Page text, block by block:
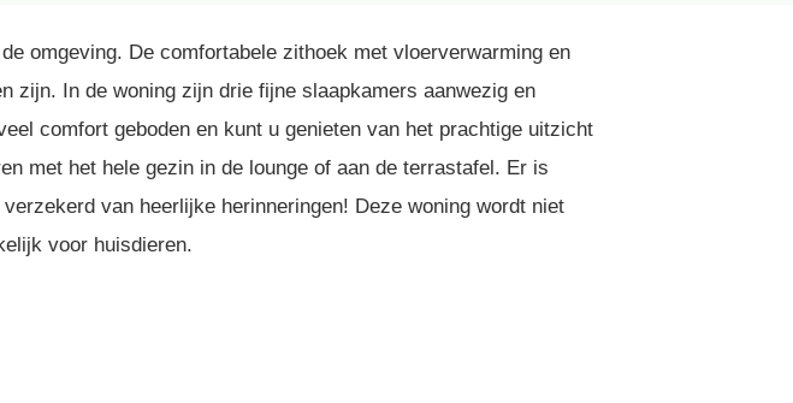
omgeving. De comfortabele zithoek met vloerverwarming en
zijn. In de woning zijn drie fijne slaapkamers aanwezig en
comfort geboden en kunt u genieten van het prachtige uitzicht
met het hele gezin in de lounge of aan de terrastafel. Er is
van heerlijke herinneringen! Deze woning wordt niet
voor huisdieren.